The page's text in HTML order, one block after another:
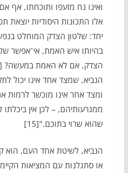
ואינו נח מזעפו ותוכחתו, אף
אלו התּכוּנות היסודיות יוצאת
יחד: שלטון הצדק המוחלט
בהיותו איש האמת, אי־אפשר
הצדק, אם לא האמת במעשׂה?
הנביא, שמצד אחד אינו יכול
ומצד אחר אינו מוכשר לרמות
ממגרעותיהם, – לכן אין
שהוא שרוי בתוכם."[15]
הנביא, לשיטת אחד העם, הוא
או סתגלנות עם המציאות